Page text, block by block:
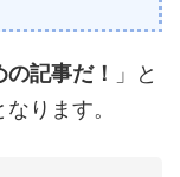
記事だ！
」と
ります。